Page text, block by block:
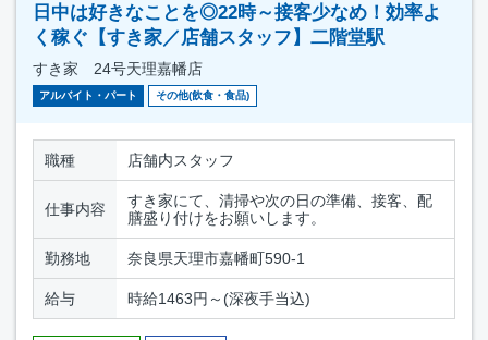
日中は好きなことを◎22時～接客少なめ！効率よ
く稼ぐ【すき家／店舗スタッフ】二階堂駅
すき家 24号天理嘉幡店
アルバイト・パート その他(飲食・食品)
職種 店舗内スタッフ
仕事内容
すき家にて、清掃や次の日の準備、接客、配
膳盛り付けをお願いします。
勤務地 奈良県天理市嘉幡町590-1
給与 時給1463円～(深夜手当込)